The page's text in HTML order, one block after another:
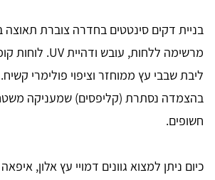
בניית דקים סינטטים בחדרה צוברת תאוצה
ליבת שבבי עץ ממוחזר וציפוי פולימרי
בהצמדה נסתרת (קליפסים) שמעניקה
חשופים.
כיום ניתן למצוא גוונים דמויי עץ אלון,